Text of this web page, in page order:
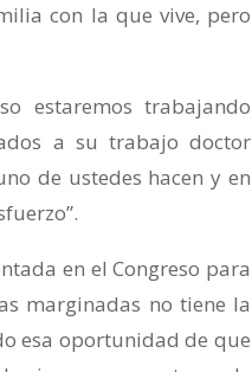
con la que vive, pero
estaremos trabajando
a su trabajo doctor
de ustedes hacen y en
en el Congreso para
marginadas no tiene la
esa oportunidad de que